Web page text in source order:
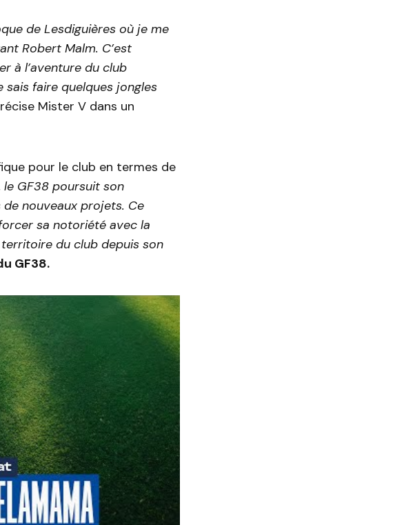
de Lesdiguières où je me
Robert Malm. C’est
à l’aventure du club
faire quelques jongles
Mister V dans un
pour le club en termes de
GF38 poursuit son
nouveaux projets. Ce
sa notoriété avec la
du club depuis son
GF38.